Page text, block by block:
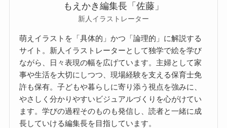
もえかき編集長「佐藤」
新人イラストレーター
萌えイラストを「具体的」かつ「論理的」に解説する
サイト。新人イラストレーターとして独学で絵を学び
ながら、日々表現の幅を広げています。主婦として家
事や生活を大切にしつつ、現場経験を支える保育士免
許も保有。子どもや暮らしに寄り添う視点を強みに、
やさしく分かりやすいビジュアルづくりを心がけてい
ます。学びの過程そのものも発信し、読者と一緒に成
長していける編集長を目指しています。